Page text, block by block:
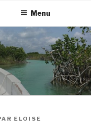
Menu
ELOISE